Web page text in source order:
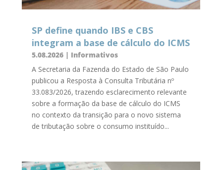
SP define quando IBS e CBS
integram a base de cálculo do ICMS
5.08.2026| Informativos
A Secretaria da Fazenda do Estado de São Paulo
publicou a Resposta à Consulta Tributária nº
33.083/2026, trazendo esclarecimento relevante
sobre a formação da base de cálculo do ICMS
no contexto da transição para o novo sistema
de tributação sobre o consumo instituído...